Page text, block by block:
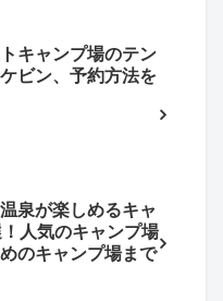
キャンプ場のテン
ビン、予約方法を
泉が楽しめるキャ
人気のキャンプ場
のキャンプ場まで